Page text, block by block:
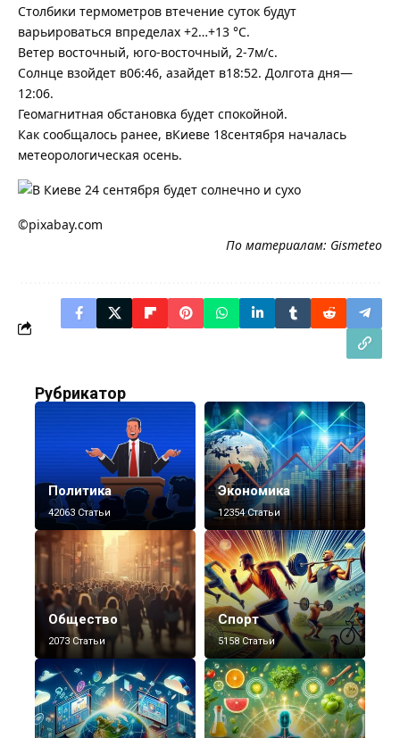
Столбики термометров втечение суток будут
варьироваться впределах +2…+13 °С.
Ветер восточный, юго-восточный, 2-7м/с.
Солнце взойдет в06:46, азайдет в18:52. Долгота дня—
12:06.
Геомагнитная обстановка будет спокойной.
Как сообщалось ранее, вКиеве 18сентября началась
метеорологическая осень.
©pixabay.com
По материалам: Gismeteo
Рубрикатор
Политика
42063 Статьи
Экономика
12354 Статьи
Общество
2073 Статьи
Спорт
5158 Статьи